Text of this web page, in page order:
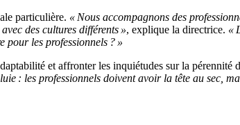
particulière. « Nous accompagnons des
des cultures différents », explique la directrice. «
pour les professionnels ? »
et affronter les inquiétudes sur la pérennité
: les professionnels doivent avoir la tête au sec,